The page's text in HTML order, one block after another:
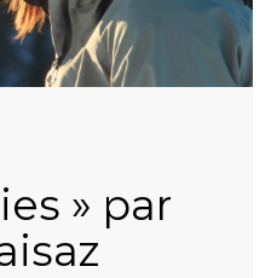
» par